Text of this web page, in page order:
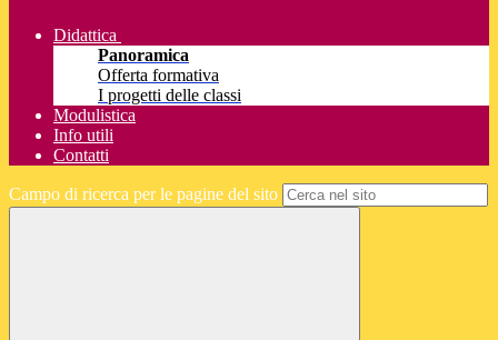
Didattica
Panoramica
Offerta formativa
I progetti delle classi
Modulistica
Info utili
Contatti
Campo di ricerca per le pagine del sito